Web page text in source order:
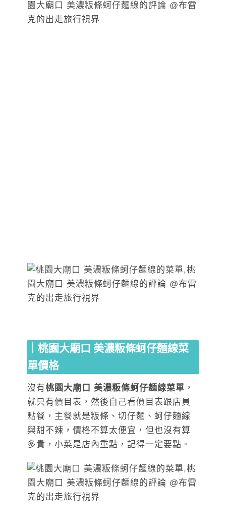
｜桃園大廟口 美濃粄條蚵仔麵線菜
單價格
沒有桃園大廟口 美濃粄條蚵仔麵線菜單 ，
就只有價目表，然後自己看價目表跟店員
點餐，主餐就是粄條、切仔麵、蚵仔麵線
與甜不辣，價格不算太便宜，但也沒有算
多貴，小菜是店內重點，記得一定要點。